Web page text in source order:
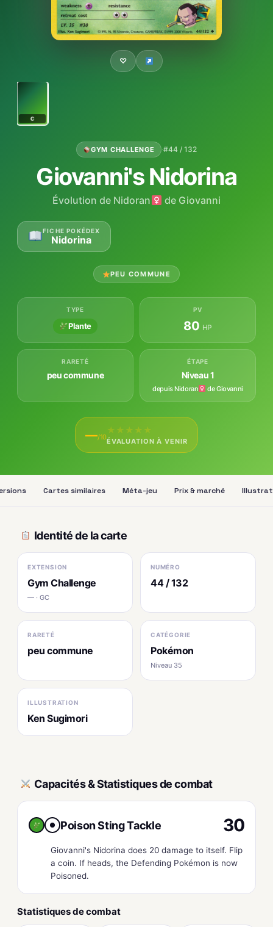
♡
C
GYM CHALLENGE ·#44 / 132
Giovanni's Nidorina
Évolution de Nidoran de Giovanni
FICHE POKÉDEX
Nidorina
PEU COMMUNE
TYPE
Plante
PV
80 HP
RARETÉ
peu commune
ÉTAPE
Niveau 1
depuis Nidoran de Giovanni
—/10
★ ★ ★ ★ ★
ÉVALUATION À VENIR
Cartes similaires Méta-jeu Prix & marché
Identité de la carte
EXTENSION
Gym Challenge
— · GC
NUMÉRO
44 / 132
RARETÉ
peu commune
CATÉGORIE
Pokémon
Niveau 35
ILLUSTRATION
Ken Sugimori
Capacités & Statistiques de combat
● Poison Sting Tackle 30
Giovanni's Nidorina does 20 damage to itself. Flip
a coin. If heads, the Defending Pokémon is now
Poisoned.
Statistiques de combat